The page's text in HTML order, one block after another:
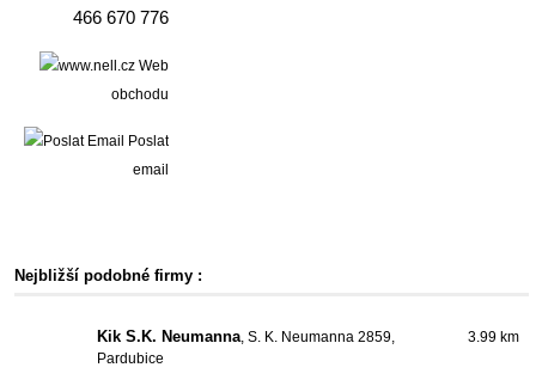
466 670 776
Web
obchodu
Poslat
email
Nejbližší podobné firmy :
Kik S.K. Neumanna, S. K. Neumanna 2859,
Pardubice
3.99 km